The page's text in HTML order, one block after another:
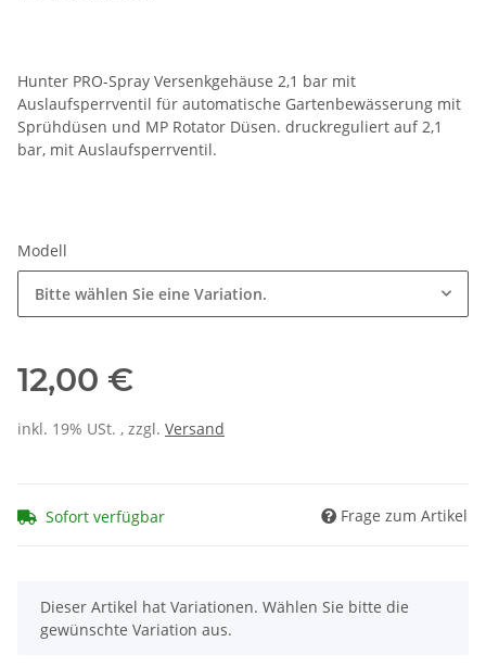
Hunter PRO-Spray Versenkgehäuse 2,1 bar mit
Auslaufsperrventil für automatische Gartenbewässerung mit
Sprühdüsen und MP Rotator Düsen. druckreguliert auf 2,1
bar, mit Auslaufsperrventil.
Modell
Bitte wählen Sie eine Variation.
12,00 €
inkl. 19% USt. , zzgl. Versand
Sofort verfügbar Frage zum Artikel
x
Dieser Artikel hat Variationen. Wählen Sie bitte die
gewünschte Variation aus.